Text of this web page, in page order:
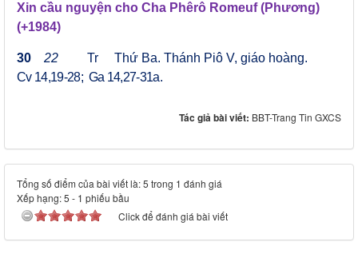
Xin cầu nguyện cho Cha Phêrô Romeuf (Phương)
(+1984)
30 22 Tr Thứ Ba. Thánh Piô V, giáo hoàng.
Cv 14,19-28; Ga 14,27-31a.
Tác giả bài viết: BBT-Trang Tin GXCS
Tổng số điểm của bài viết là: 5 trong 1 đánh giá
Xếp hạng:5 - 1 phiếu bầu
Click để đánh giá bài viết